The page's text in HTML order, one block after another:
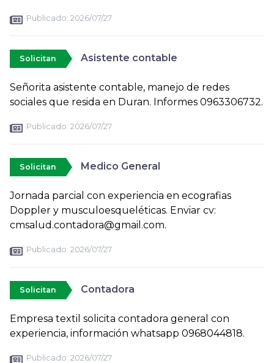
Publicado: 2026/07/27
Solicitan Asistente contable
Señorita asistente contable, manejo de redes
sociales que resida en Duran. Informes 0963306732.
Publicado: 2026/07/27
Solicitan Medico General
Jornada parcial con experiencia en ecografias
Doppler y musculoesqueléticas. Enviar cv:
cmsalud.contadora@gmail.com.
Publicado: 2026/07/27
Solicitan Contadora
Empresa textil solicita contadora general con
experiencia, información whatsapp 0968044818.
Publicado: 2026/07/27